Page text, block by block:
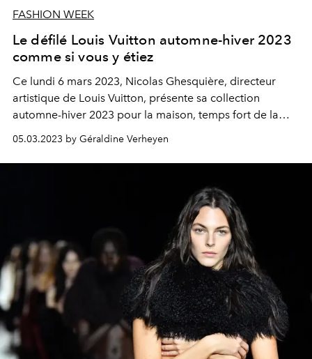
FASHION WEEK
Le défilé Louis Vuitton automne-hiver 2023
comme si vous y étiez
Ce lundi 6 mars 2023, Nicolas Ghesquière, directeur
artistique de Louis Vuitton, présente sa collection
automne-hiver 2023 pour la maison, temps fort de la
Fashion Week de Paris à ne pas manquer.
vous propose de la découvrir en direct à
partir de 14h30.
05.03.2023 by Géraldine Verheyen